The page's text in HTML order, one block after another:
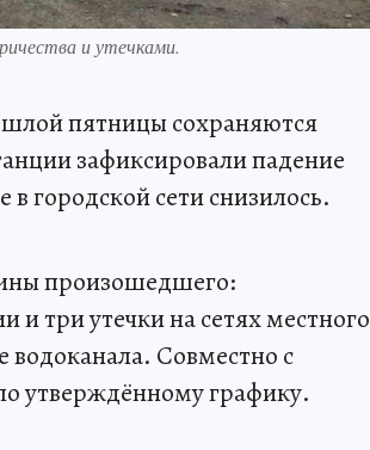
и утечками.
пятницы сохраняются
зафиксировали падение
в городской сети снизилось.
произошедшего:
и три утечки на сетях местного
водоканала. Совместно с
утверждённому графику.